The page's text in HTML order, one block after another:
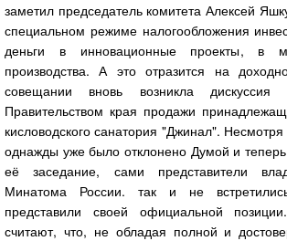
заметил председатель комитета Алексей
специальном режиме налогообложения
деньги в инновационные проекты, в
производства. А это отразится на
совещании вновь возникла дискуссия
Правительством края продажи
кисловодского санатория "Джинал". Несмотря
однажды уже было отклонено Думой и
её заседание, сами представители
Минатома России. так и не
представили своей официальной
считают, что, не обладая полной и